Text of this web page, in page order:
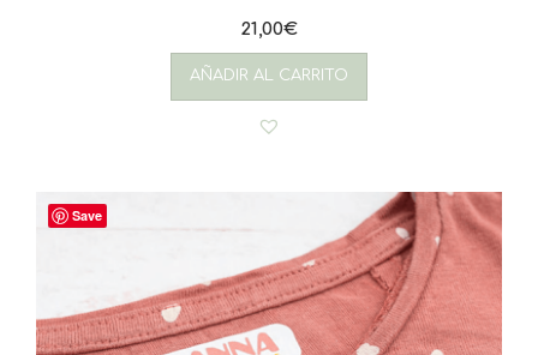
21,00€
AÑADIR AL CARRITO
Save